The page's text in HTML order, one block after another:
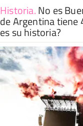
Historia.No es
de Argentina tiene
es su historia?